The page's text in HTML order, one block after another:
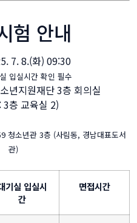
험 안내
7. 8.(화) 09:30
입실시간 확인 필수
년지원재단 3층 회의실
3층 교육실 2)
청소년관 3층 (사림동, 경남대표도서
관)
기실 입실시
간
면접시간